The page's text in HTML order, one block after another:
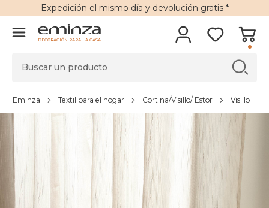
Expedición el mismo día y devolución gratis*
DECORACIÓN PARA LA CASA
Eminza Textil para el hogar Cortina/Visillo/ Estor Visillo